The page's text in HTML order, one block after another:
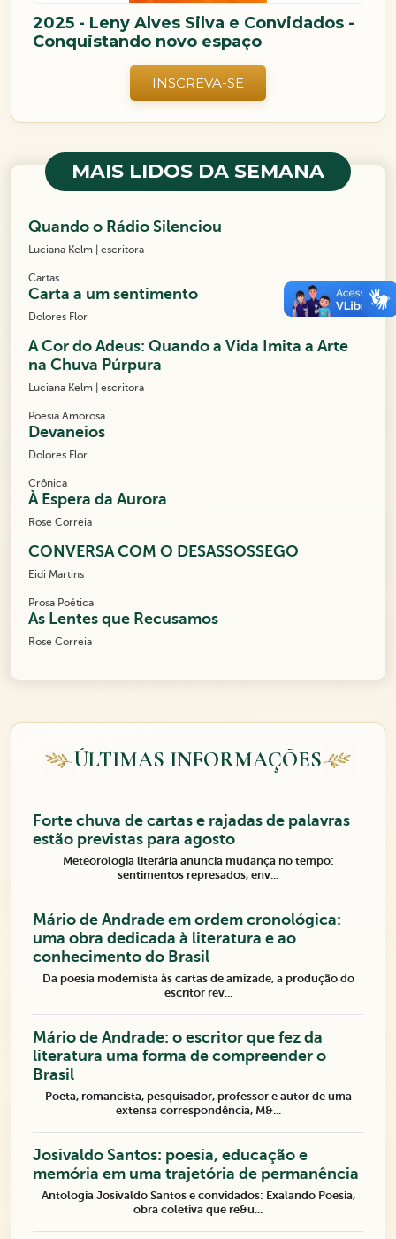
2025 - Leny Alves Silva e Convidados -
Conquistando novo espaço
INSCREVA-SE
MAIS LIDOS DA SEMANA
Quando o Rádio Silenciou
Luciana Kelm | escritora
Cartas
Carta a um sentimento
Dolores Flor
A Cor do Adeus: Quando a Vida Imita a Arte
na Chuva Púrpura
Luciana Kelm | escritora
Poesia Amorosa
Devaneios
Dolores Flor
Crônica
À Espera da Aurora
Rose Correia
CONVERSA COM O DESASSOSSEGO
Eidi Martins
Prosa Poética
As Lentes que Recusamos
Rose Correia
ÚLTIMAS INFORMAÇÕES
Forte chuva de cartas e rajadas de palavras
estão previstas para agosto
Meteorologia literária anuncia mudança no tempo:
sentimentos represados, env...
Mário de Andrade em ordem cronológica:
uma obra dedicada à literatura e ao
conhecimento do Brasil
Da poesia modernista às cartas de amizade, a produção do
escritor rev...
Mário de Andrade: o escritor que fez da
literatura uma forma de compreender o
Brasil
Poeta, romancista, pesquisador, professor e autor de uma
extensa correspondência, M&...
Josivaldo Santos: poesia, educação e
memória em uma trajetória de permanência
Antologia Josivaldo Santos e convidados: Exalando Poesia,
obra coletiva que re&u...